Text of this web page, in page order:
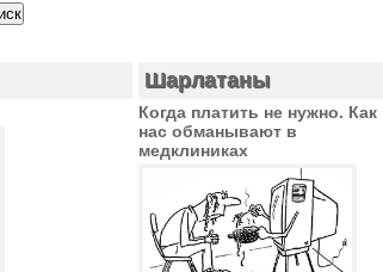
Шарлатаны
Когда платить не нужно. Как
нас обманывают в
медклиниках